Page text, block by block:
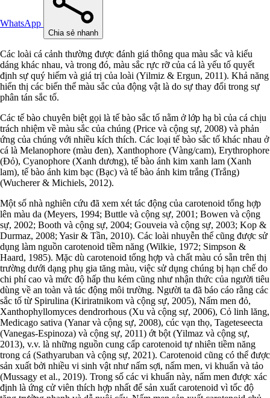
WhatsApp
Chia sẻ nhanh
Các loài cá cảnh thường được đánh giá thông qua màu sắc và kiểu
dáng khác nhau, và trong đó, màu sắc rực rỡ của cá là yếu tố quyết
định sự quý hiếm và giá trị của loài (Yilmiz & Ergun, 2011). Khả năng
hiển thị các biến thể màu sắc của động vật là do sự thay đổi trong sự
phân tán sắc tố.
Các tế bào chuyên biệt gọi là tế bào sắc tố nằm ở lớp hạ bì của cá chịu
trách nhiệm về màu sắc của chúng (Price và cộng sự, 2008) và phản
ứng của chúng với nhiều kích thích. Các loại tế bào sắc tố khác nhau ở
cá là Melanophore (màu đen), Xanthophore (Vàng/cam), Erythrophore
(Đỏ), Cyanophore (Xanh dương), tế bào ánh kim xanh lam (Xanh
lam), tế bào ánh kim bạc (Bạc) và tế bào ánh kim trắng (Trắng)
(Wucherer & Michiels, 2012).
Một số nhà nghiên cứu đã xem xét tác động của carotenoid tổng hợp
lên màu da (Meyers, 1994; Buttle và cộng sự, 2001; Bowen và cộng
sự, 2002; Booth và cộng sự, 2004; Gouveia và cộng sự, 2003; Kop &
Durmaz, 2008; Yasir & Tần, 2010). Các loài nhuyễn thể cũng được sử
dụng làm nguồn carotenoid tiềm năng (Wilkie, 1972; Simpson &
Haard, 1985). Mặc dù carotenoid tổng hợp và chất màu có sẵn trên thị
trường dưới dạng phụ gia tăng màu, việc sử dụng chúng bị hạn chế do
chi phí cao và mức độ hấp thu kém cũng như nhận thức của người tiêu
dùng về an toàn và tác động môi trường. Người ta đã báo cáo rằng các
sắc tố từ Spirulina (Kiriratnikom và cộng sự, 2005), Nấm men đỏ,
Xanthophyllomyces dendrorhous (Xu và cộng sự, 2006), Cỏ linh lăng,
Medicago sativa (Yanar và cộng sự, 2008), cúc vạn thọ, Tageteseecta
(Vanegas-Espinoza) và cộng sự, 2011) ớt bột (Yilmaz và cộng sự,
2013), v.v. là những nguồn cung cấp carotenoid tự nhiên tiềm năng
trong cá (Sathyaruban và cộng sự, 2021). Carotenoid cũng có thể được
sản xuất bởi nhiều vi sinh vật như nấm sợi, nấm men, vi khuẩn và tảo
(Mussagy et al., 2019). Trong số các vi khuẩn này, nấm men được xác
định là ứng cử viên thích hợp nhất để sản xuất carotenoid vì tốc độ